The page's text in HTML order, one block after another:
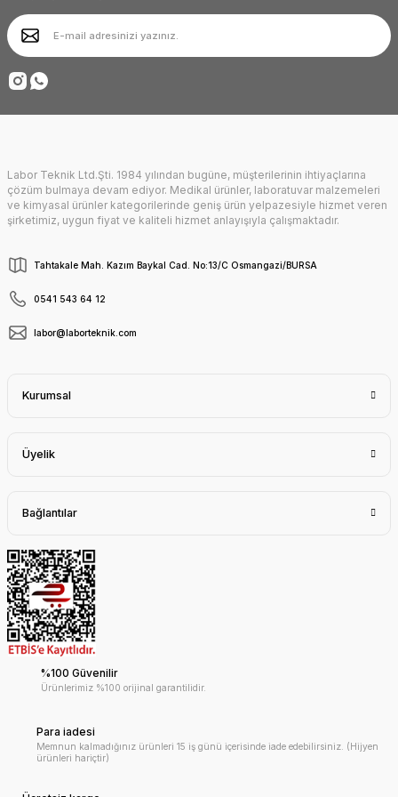
Ürün fiyatı diğer sitelerden daha pahalı.
Bu ürüne benzer farklı alternatifler olmalı.
Gönder
Deneyimini Paylaş
Labor Teknik Ltd.Şti. 1984 yılından bugüne, müşterilerinin ihtiyaçlarına
çözüm bulmaya devam ediyor. Medikal ürünler, laboratuvar malzemeleri
ve kimyasal ürünler kategorilerinde geniş ürün yelpazesiyle hizmet veren
şirketimiz, uygun fiyat ve kaliteli hizmet anlayışıyla çalışmaktadır.
Tahtakale Mah. Kazım Baykal Cad. No:13/C Osmangazi/BURSA
0541 543 64 12
labor@laborteknik.com
Kurumsal
Üyelik
Bağlantılar
%100 Güvenilir
Ürünlerimiz %100 orijinal garantilidir.
Para iadesi
Memnun kalmadığınız ürünleri 15 iş günü içerisinde iade edebilirsiniz. (Hijyen
ürünleri hariçtir)